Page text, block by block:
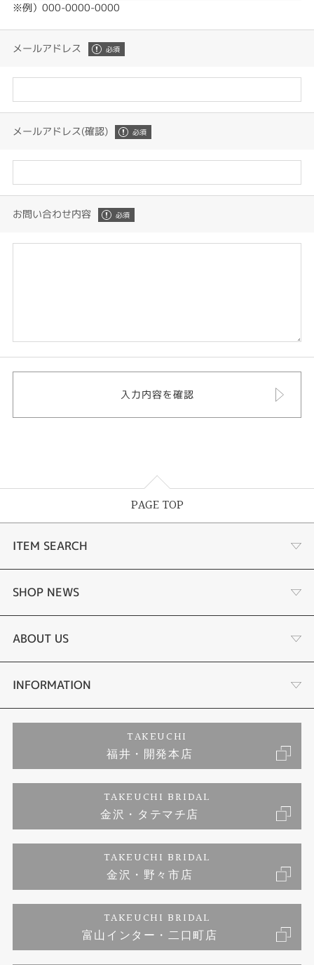
※例）000-0000-0000
メールアドレス
メールアドレス(確認)
お問い合わせ内容
PAGE TOP
ITEM SEARCH
婚約指輪
結婚指輪
セットリング
婚約ネックレス
エタニティリング
SHOP NEWS
タケウチのこだわり
プロポーズサポート
ブランドリスト
ジュエリーリフォーム
福井指輪工房｜手作りペアリング
福井指輪工房｜手作り結婚指輪 and 婚約指輪
福井指輪工房｜手作り婚約指輪 プロポーズプラン
ABOUT US
会社概要
お客様の声
INFORMATION
プライバシーポリシー
TAKEUCHI
福井・開発本店
TAKEUCHI BRIDAL
金沢・タテマチ店
TAKEUCHI BRIDAL
金沢・野々市店
TAKEUCHI BRIDAL
富山インター・二口町店